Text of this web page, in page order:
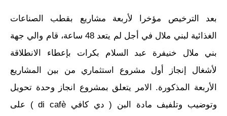
بعد الترخيص مؤخرا لأربعة مشاريع بقطب الصناعات
الغذائية لبني ملال في أجل لم يتعد 48 ساعة، قام والي جهة
بني ملال خنيفرة عبد السلام بكرات بإعطاء الانطلاقة
لأشغال إنجاز أول مشروع استثماري من بين المشاريع
الأربعة المذكورة. الامر يتعلق بمشروع انجاز وحدة تحويل
وتوضيب وتلفيف مادة البن ( دي كافي di cafè ) على